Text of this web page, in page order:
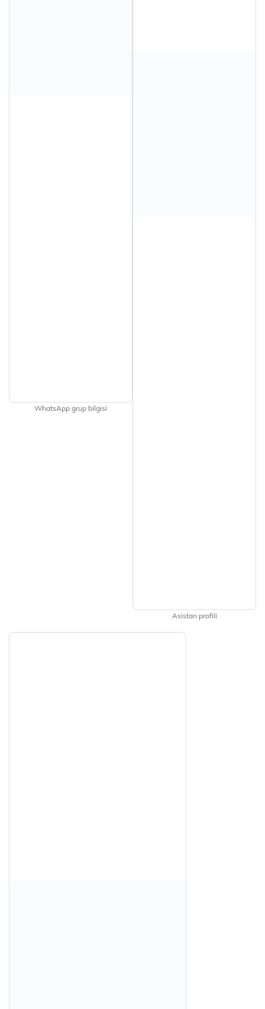
WhatsApp grup bilgisi
Asistan profili